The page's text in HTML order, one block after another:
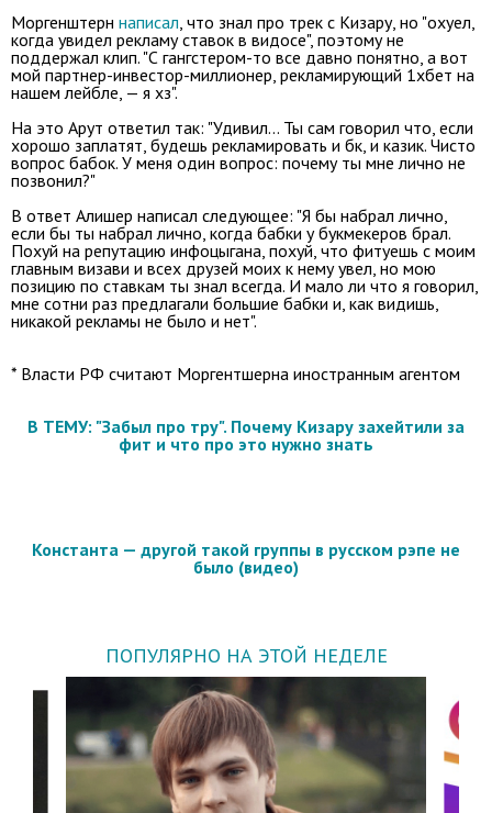
Моргенштерн написал, что знал про трек с Кизару, но "охуел,
когда увидел рекламу ставок в видосе", поэтому не
поддержал клип. "С гангстером-то все давно понятно, а вот
мой партнер-инвестор-миллионер, рекламирующий 1хбет на
нашем лейбле, — я хз".
На это Арут ответил так: "Удивил... Ты сам говорил что, если
хорошо заплатят, будешь рекламировать и бк, и казик. Чисто
вопрос бабок. У меня один вопрос: почему ты мне лично не
позвонил?"
В ответ Алишер написал следующее: "Я бы набрал лично,
если бы ты набрал лично, когда бабки у букмекеров брал.
Похуй на репутацию инфоцыгана, похуй, что фитуешь с моим
главным визави и всех друзей моих к нему увел, но мою
позицию по ставкам ты знал всегда. И мало ли что я говорил,
мне сотни раз предлагали большие бабки и, как видишь,
никакой рекламы не было и нет".
* Власти РФ считают Моргентшерна иностранным агентом
В ТЕМУ: "Забыл про тру". Почему Кизару захейтили за
фит и что про это нужно знать
Константа — другой такой группы в русском рэпе не
было (видео)
ПОПУЛЯРНО НА ЭТОЙ НЕДЕЛЕ